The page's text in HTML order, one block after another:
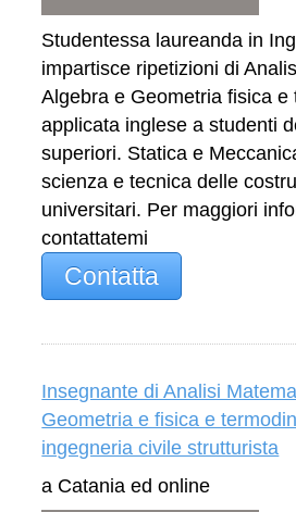
Studentessa laureanda in
impartisce ripetizioni di
Algebra e Geometria fisica e
applicata inglese a studenti
superiori. Statica e
scienza e tecnica delle
universitari. Per maggiori
contattatemi
Contatta
Insegnante di Analisi
Geometria e fisica e
ingegneria civile strutturista
a Catania ed online